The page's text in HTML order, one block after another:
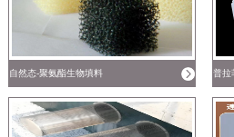
自然态-聚氨酯生物填料 普拉